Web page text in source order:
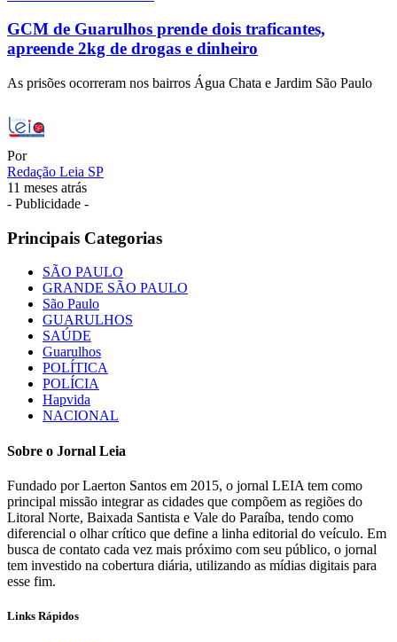
GCM de Guarulhos prende dois traficantes,
apreende 2kg de drogas e dinheiro
As prisões ocorreram nos bairros Água Chata e Jardim São Paulo
Por
Redação Leia SP
11 meses atrás
- Publicidade -
Principais Categorias
SÃO PAULO
GRANDE SÃO PAULO
São Paulo
GUARULHOS
SAÚDE
Guarulhos
POLÍTICA
POLÍCIA
Hapvida
NACIONAL
Sobre o Jornal Leia
Fundado por Laerton Santos em 2015, o jornal LEIA tem como
principal missão integrar as cidades que compõem as regiões do
Litoral Norte, Baixada Santista e Vale do Paraíba, tendo como
diferencial o olhar crítico que define a linha editorial do veículo. Em
busca de contato cada vez mais próximo com seu público, o jornal
tem investido na cobertura diária, utilizando as mídias digitais para
esse fim.
Links Rápidos